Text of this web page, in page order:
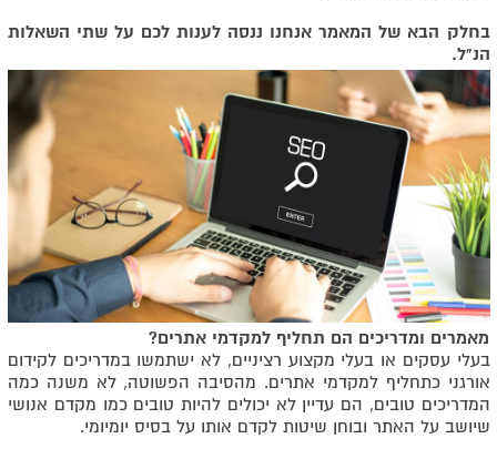
מאמרים ומדריכים הם תחליף למקדמי אתרים?
בעלי עסקים או בעלי מקצוע רציניים, לא ישתמשו במדריכים לקידום
אורגני כתחליף למקדמי אתרים. מהסיבה הפשוטה, לא משנה כמה
המדריכים טובים, הם עדיין לא יכולים להיות טובים כמו מקדם אנושי
שיושב על האתר ובוחן שיטות לקדם אותו על בסיס יומיומי.
בחלק הבא של המאמר אנחנו ננסה לענות לכם על שתי השאלות
הנ"ל.